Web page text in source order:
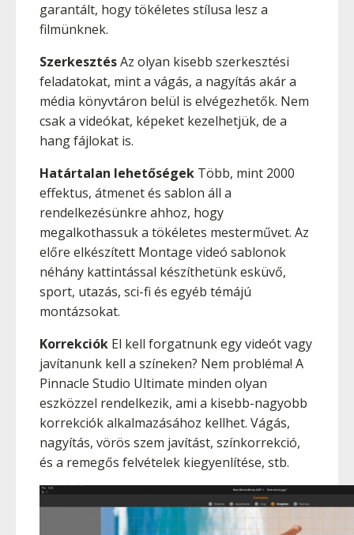
garantált, hogy tökéletes stílusa lesz a
filmünknek.
SzerkesztésAz olyan kisebb szerkesztési
feladatokat, mint a vágás, a nagyítás akár a
média könyvtáron belül is elvégezhetők. Nem
csak a videókat, képeket kezelhetjük, de a
hang fájlokat is.
Határtalan lehetőségek Több, mint 2000
effektus, átmenet és sablon áll a
rendelkezésünkre ahhoz, hogy
megalkothassuk a tökéletes mesterművet. Az
előre elkészített Montage videó sablonok
néhány kattintással készíthetünk esküvő,
sport, utazás, sci-fi és egyéb témájú
montázsokat.
Korrekciók El kell forgatnunk egy videót vagy
javítanunk kell a színeken? Nem probléma! A
Pinnacle Studio Ultimate minden olyan
eszközzel rendelkezik, ami a kisebb-nagyobb
korrekciók alkalmazásához kellhet. Vágás,
nagyítás, vörös szem javítást, színkorrekció,
és a remegős felvételek kiegyenlítése, stb.